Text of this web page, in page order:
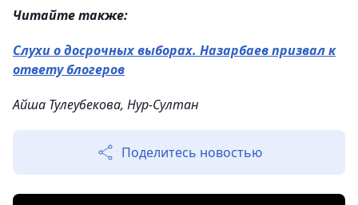
Читайте также:
Слухи о досрочных выборах. Назарбаев призвал к
ответу блогеров
Айша Тулеубекова, Нур-Султан
Поделитесь новостью